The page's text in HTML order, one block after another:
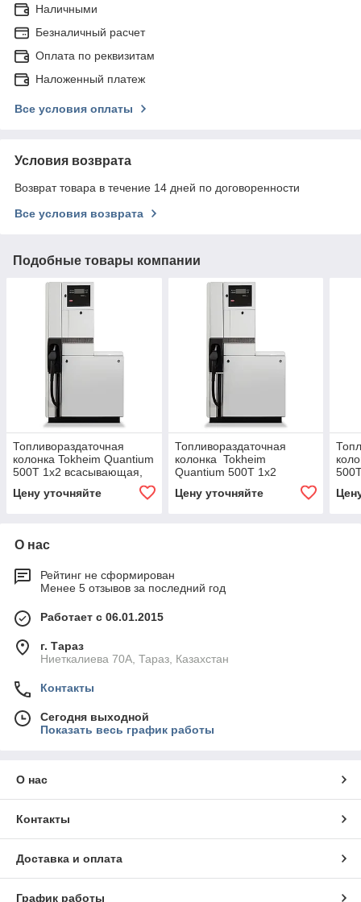
Наличными
Безналичный расчет
Оплата по реквизитам
Наложенный платеж
Все условия оплаты
Условия возврата
Возврат товара в течение 14 дней по договоренности
Все условия возврата
Подобные товары компании
Топливораздаточная
колонка Tokheim Quantium
500T 1х2 всасывающая,
Цену уточняйте
Топливораздаточная
колонка Tokheim
Quantium 500T 1х2
Цену уточняйте
О нас
Рейтинг не сформирован
Менее 5 отзывов за последний год
Работает с 06.01.2015
г. Тараз
Ниеткалиева 70А, Тараз, Казахстан
Контакты
Сегодня выходной
Показать весь график работы
О нас
Контакты
Доставка и оплата
График работы